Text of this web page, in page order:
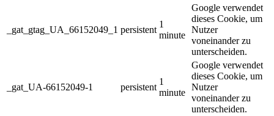
_gat_gtag_UA_66152049_1 persistent
1
minute
Google verwendet
dieses Cookie, um
Nutzer
voneinander zu
unterscheiden.
_gat_UA-66152049-1 persistent
1
minute
Google verwendet
dieses Cookie, um
Nutzer
voneinander zu
unterscheiden.